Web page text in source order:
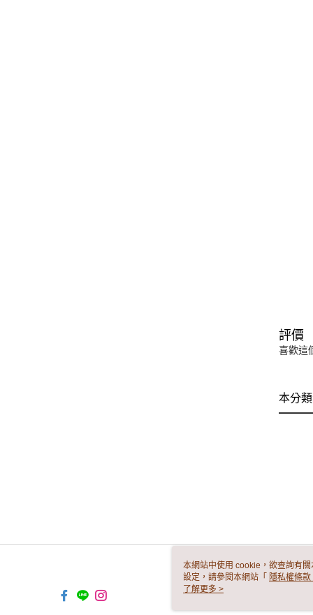
評價
喜歡這
本分
本網站中使用 cookie，欲查詢有
設定，請參閱本網站「 隱私權條款
使用 cookie。
了解更多 >